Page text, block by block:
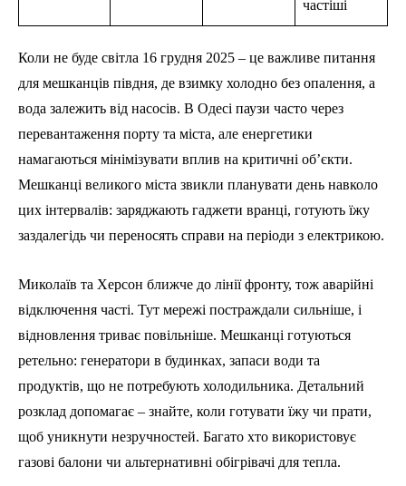
частіші
Коли не буде світла 16 грудня 2025 – це важливе питання
для мешканців півдня, де взимку холодно без опалення, а
вода залежить від насосів. В Одесі паузи часто через
перевантаження порту та міста, але енергетики
намагаються мінімізувати вплив на критичні об’єкти.
Мешканці великого міста звикли планувати день навколо
цих інтервалів: заряджають гаджети вранці, готують їжу
заздалегідь чи переносять справи на періоди з електрикою.
Миколаїв та Херсон ближче до лінії фронту, тож аварійні
відключення часті. Тут мережі постраждали сильніше, і
відновлення триває повільніше. Мешканці готуються
ретельно: генератори в будинках, запаси води та
продуктів, що не потребують холодильника. Детальний
розклад допомагає – знайте, коли готувати їжу чи прати,
щоб уникнути незручностей. Багато хто використовує
газові балони чи альтернативні обігрівачі для тепла.